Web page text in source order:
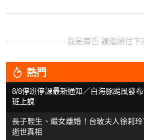
我是廣告 請繼續往下
熱門
8/8停班停課最新通知／白海豚颱風發
班上課
長子輕生、繼女離婚！台玻夫人徐莉
逝世真相